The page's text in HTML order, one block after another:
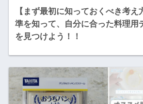
【まず最初に知っておくべき考え
準を知って、自分に合った料理用
を見つけよう！！